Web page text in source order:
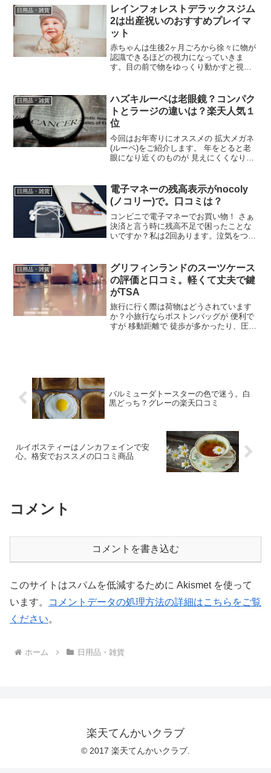
も楽に落ち葉や枯葉の掃除が出来るよう
に公園の掃除などで見かけ...
日用品・雑貨
レインフォレストデラックスジム
2は出産祝いのおすすめプレイマ
ット
赤ちゃんは生後2ヶ月ごろから徐々に物が
認識できるほどの視力になっていきま
す。目の前で物をゆっくり動かすと視線
焦点を定めることができるようになり4〜
5ヶ月ごろには奥行き...
日用品・雑貨
ハズキルーペは老眼鏡？コンパク
トとラージの違いは？楽天人気１
位
今回はお年寄りにオススメの 拡大メガネ
(ルーペ)をご紹介します。 年をとると老
眼になり近くのものが 見えにくくなりま
ぎると今度は文字が小さくなって 読みに
くくなってし...
日用品・雑貨
電子マネーの残高表示がnocoly
(ノコリー)で。口コミは？
コンビニで電子マネーでお買い物！ さぁ
決済と言う時に残高不足で困ったことな
いですか？私は2回あります。泣気をつけ
ごく恥ずかしい重いするんですよね。だ
いたい、電子マネ...
日用品・雑貨
グリフィンランドのスーツケース
の評価と口コミ。軽くて丈夫で鍵
がTSA
旅行に行く際は荷物はどうされています
か？小旅行ならボストンバッグが 便利で
すが 移動距離で 徒歩が多かったり、圧迫
バルミューダトースターの色で迷う。白
黒どっち？グレーの楽天口コミ
ルイボスティーはノンカフェインで安
心。格安でおススメの口コミ商品
コメント
コメントを書き込む
このサイトはスパムを低減するために Akismet を使って
います。
コメントデータの処理方法の詳細はこちらをご覧
ください。
ホーム 日用品・雑貨
楽天てんかいクラブ
© 2017 楽天てんかいクラブ.